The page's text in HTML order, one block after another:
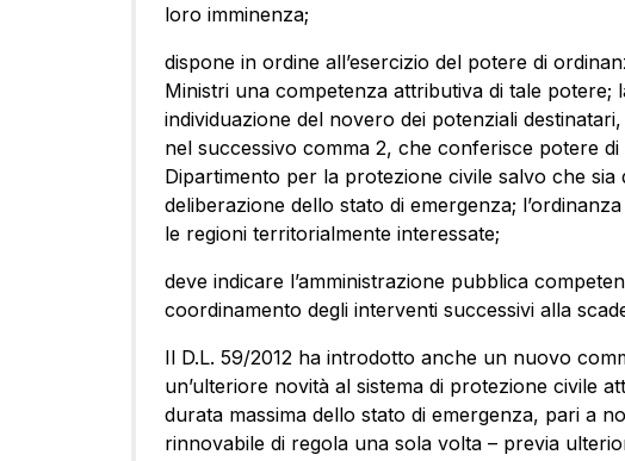
loro imminenza;
dispone in ordine all’esercizio del potere di
Ministri una competenza attributiva di tale
individuazione del novero dei potenziali
nel successivo comma 2, che conferisce potere
Dipartimento per la protezione civile salvo che sia
deliberazione dello stato di emergenza;
le regioni territorialmente interessate;
deve indicare l’amministrazione pubblica
coordinamento degli interventi successivi alla
Il D.L. 59/2012 ha introdotto anche un nuovo
un’ulteriore novità al sistema di protezione civile
durata massima dello stato di emergenza, pari a
rinnovabile di regola una sola volta – previa